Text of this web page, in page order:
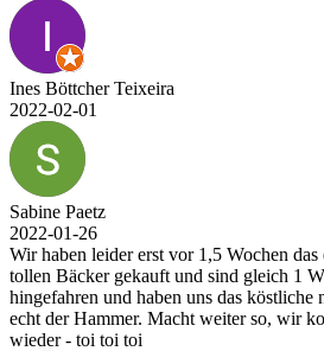
Ines Böttcher Teixeira
2022-02-01
Sabine Paetz
2022-01-26
Wir haben leider erst vor 1,5 Wochen das
tollen Bäcker gekauft und sind gleich 1
hingefahren und haben uns das
echt der Hammer. Macht weiter so, wir
wieder - toi toi toi